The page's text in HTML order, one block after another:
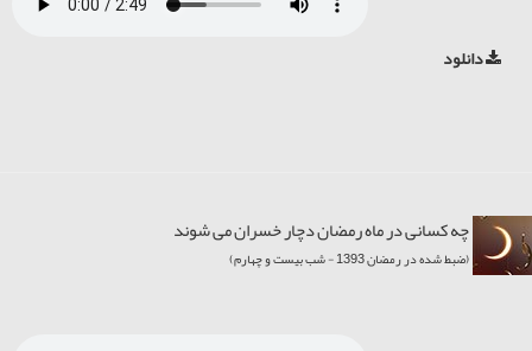
دانلود
چه کسانی در ماه رمضان دچار خسران می شوند
(ضبط شده در رمضان 1393 - شب بیست و چهارم)